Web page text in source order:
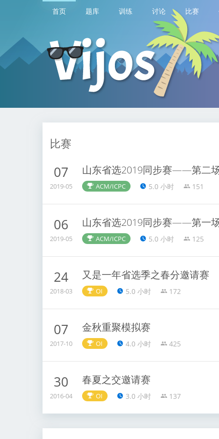
首页 题库 训练 讨论 比赛
比赛
07
2019-05
山东省选2019同步赛——第二
ACM/ICPC 5.0 小时 151
06
2019-05
山东省选2019同步赛——第一
ACM/ICPC 5.0 小时 125
24
2018-03
又是一年省选季之春分邀请赛
OI 5.0 小时 172
07
2017-10
金秋重聚模拟赛
OI 4.0 小时 425
30
2016-04
春夏之交邀请赛
OI 3.0 小时 137